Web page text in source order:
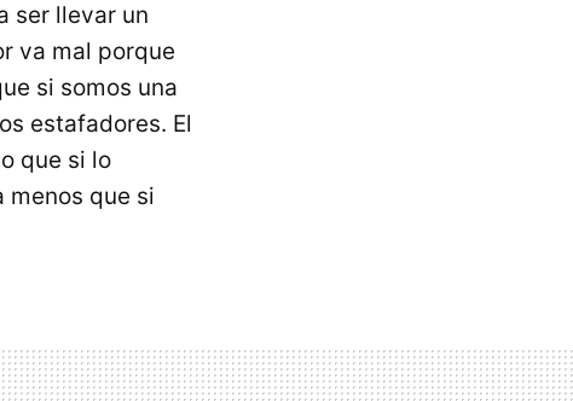
ser llevar un
va mal porque
si somos una
estafadores. El
que si lo
menos que si